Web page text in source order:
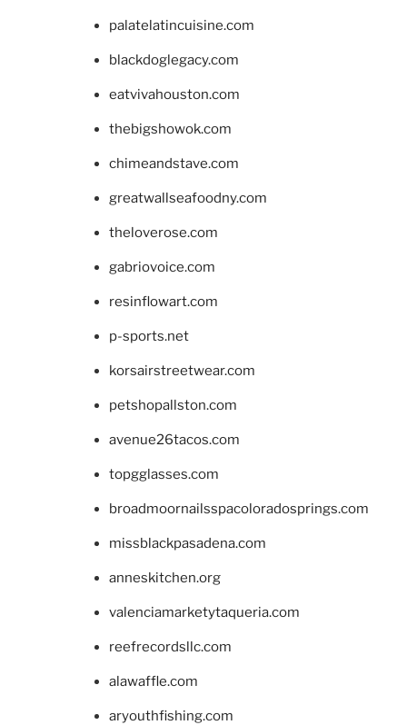
palatelatincuisine.com
blackdoglegacy.com
eatvivahouston.com
thebigshowok.com
chimeandstave.com
greatwallseafoodny.com
theloverose.com
gabriovoice.com
resinflowart.com
p-sports.net
korsairstreetwear.com
petshopallston.com
avenue26tacos.com
topgglasses.com
broadmoornailsspacoloradosprings.com
missblackpasadena.com
anneskitchen.org
valenciamarketytaqueria.com
reefrecordsllc.com
alawaffle.com
aryouthfishing.com